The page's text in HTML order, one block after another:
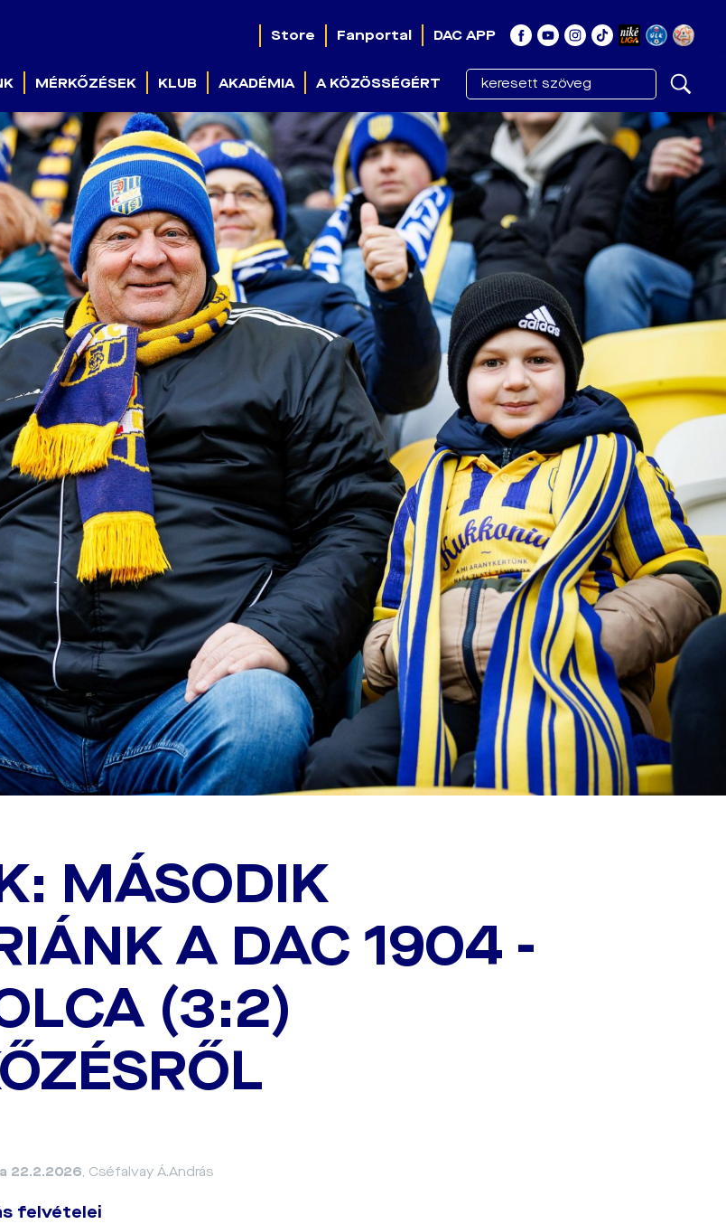
Store Fanportal DAC APP
MÉRKŐZÉSEK KLUB AKADÉMIA A KÖZÖSSÉGÉRT
MÁSODIK
A DAC 1904 -
(3:2)
22.2.2026, Cséfalvay Á.András
felvételei